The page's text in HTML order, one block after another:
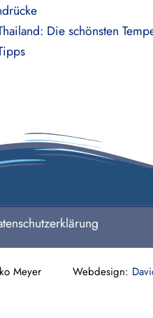
Die schönsten
Meyer Webdesign: